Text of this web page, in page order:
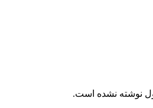
نوشته نشده است.